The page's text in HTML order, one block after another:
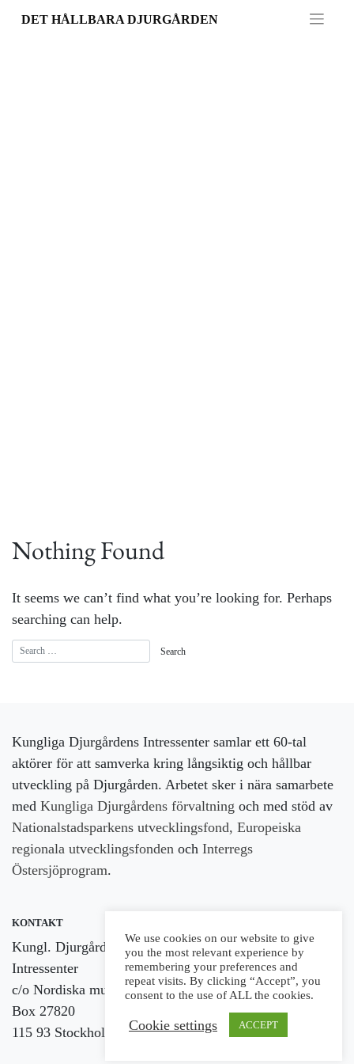
DET HÅLLBARA DJURGÅRDEN
Nothing Found
It seems we can’t find what you’re looking for. Perhaps
searching can help.
Kungliga Djurgårdens Intressenter samlar ett 60-tal
aktörer för att samverka kring långsiktig och hållbar
utveckling på Djurgården. Arbetet sker i nära samarbete
med Kungliga Djurgårdens förvaltning och med stöd av
Nationalstadsparkens utvecklingsfond, Europeiska
regionala utvecklingsfonden och Interregs
Östersjöprogram.
KONTAKT
Kungl. Djurgårdens
Intressenter
c/o Nordiska museet
Box 27820
115 93 Stockholm
We use cookies on our website to give
you the most relevant experience by
remembering your preferences and
repeat visits. By clicking “Accept”, you
consent to the use of ALL the cookies.
Cookie settings ACCEPT